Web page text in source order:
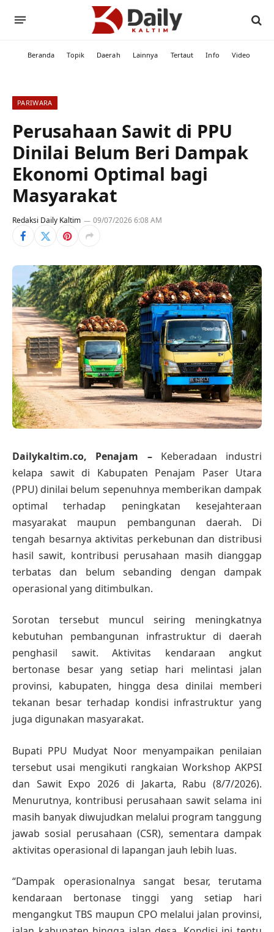
Beranda Topik Daerah Lainnya Tertaut Info Video
PARIWARA
Perusahaan Sawit di PPU
Dinilai Belum Beri Dampak
Ekonomi Optimal bagi
Masyarakat
Redaksi Daily Kaltim 09/07/2026 6:08 AM
Dailykaltim.co, Penajam – Keberadaan industri
kelapa sawit di Kabupaten Penajam Paser Utara
(PPU) dinilai belum sepenuhnya memberikan dampak
optimal terhadap peningkatan kesejahteraan
masyarakat maupun pembangunan daerah. Di
tengah besarnya aktivitas perkebunan dan distribusi
hasil sawit, kontribusi perusahaan masih dianggap
terbatas dan belum sebanding dengan dampak
operasional yang ditimbulkan.
Sorotan tersebut muncul seiring meningkatnya
kebutuhan pembangunan infrastruktur di daerah
penghasil sawit. Aktivitas kendaraan angkut
bertonase besar yang setiap hari melintasi jalan
provinsi, kabupaten, hingga desa dinilai memberi
tekanan besar terhadap kondisi infrastruktur yang
juga digunakan masyarakat.
Bupati PPU Mudyat Noor menyampaikan penilaian
tersebut usai mengikuti rangkaian Workshop AKPSI
dan Sawit Expo 2026 di Jakarta, Rabu (8/7/2026).
Menurutnya, kontribusi perusahaan sawit selama ini
masih banyak diwujudkan melalui program tanggung
jawab sosial perusahaan (CSR), sementara dampak
aktivitas operasional di lapangan jauh lebih luas.
“Dampak operasionalnya sangat besar, terutama
kendaraan bertonase tinggi yang setiap hari
mengangkut TBS maupun CPO melalui jalan provinsi,